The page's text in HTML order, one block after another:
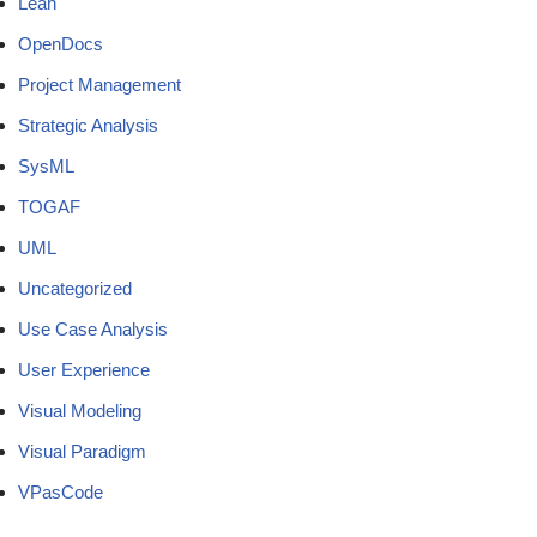
OpenDocs
Project Management
Strategic Analysis
SysML
TOGAF
UML
Uncategorized
Use Case Analysis
User Experience
Visual Modeling
Visual Paradigm
VPasCode